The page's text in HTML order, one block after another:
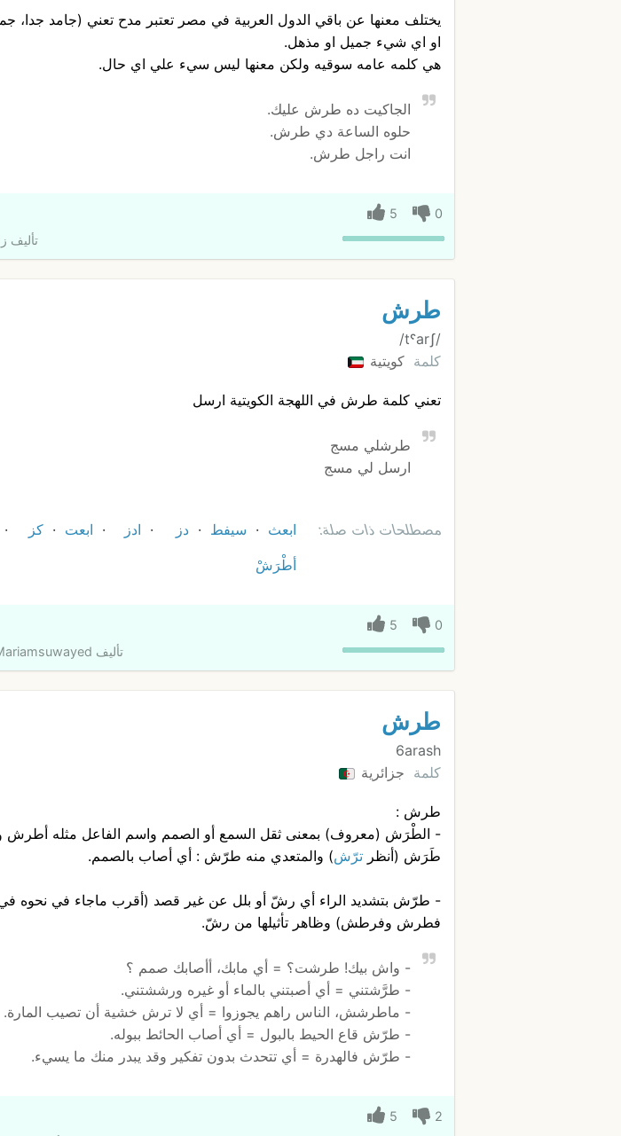
يختلف معنها عن باقي الدول العربية في مصر تعتبر مدح تعني (جامد جدا،
او اي شيء جميل او مذهل.
هي كلمه عامه سوقيه ولكن معنها ليس سيء علي اي حال.
الجاكيت ده طرش عليك.
حلوه الساعة دي طرش.
انت راجل طرش.
0
5
تأليف
طرش
/tˤarʃ/
كلمة كويتية
تعني كلمة طرش في اللهجة الكويتية ارسل
طرشلي مسج
ارسل لي مسج
مصطلحات ذات صلة: ابعث سيفط دز ادز ابعت كز
أطْرَشْ
0
5
تأليف
طرش
6arash
كلمة جزائرية
طرش :
- الطْرَش (معروف) بمعنى ثقل السمع أو الصمم واسم الفاعل مثله أطرش
طَرَش (أنظر ترّش) والمتعدي منه طرّش : أي أصاب بالصمم.
- طرّش بتشديد الراء أي رشّ أو بلل عن غير قصد (أقرب ماجاء في نحوه في
فطرش وفرطش) وظاهر تأثيلها من رشّ.
- واش بيك! طرشت؟ = أي مابك، أأصابك صمم ؟
- طرَّشتني = أي أصبتني بالماء أو غيره ورششتني.
- ماطرشش، الناس راهم يجوزوا = أي لا ترش خشية أن تصيب المارة.
- طرّش قاع الحيط بالبول = أي أصاب الحائط ببوله.
- طرّش فالهدرة = أي تتحدث بدون تفكير وقد يبدر منك ما يسيء.
2
5